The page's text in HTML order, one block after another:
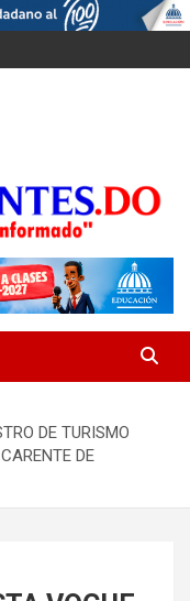
DE TURISMO
DE